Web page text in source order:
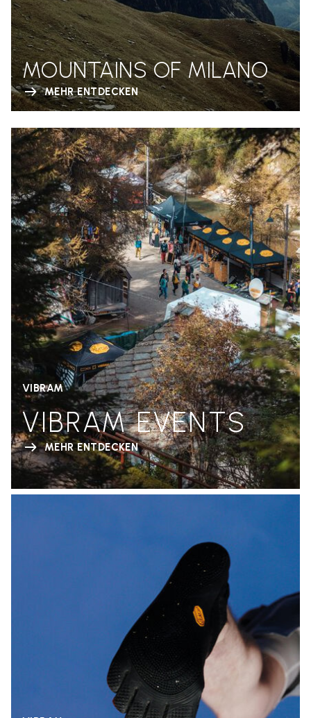
MOUNTAINS OF MILANO
MEHR ENTDECKEN
VIBRAM
VIBRAM EVENTS
MEHR ENTDECKEN